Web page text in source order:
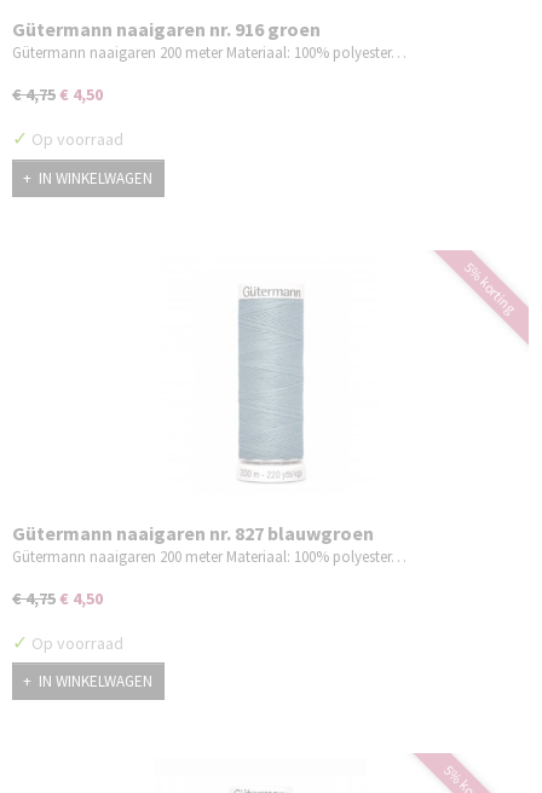
Gütermann naaigaren nr. 916 groen
Gütermann naaigaren 200 meter Materiaal: 100% polyester…
€ 4,75€ 4,50
✓ Op voorraad
IN WINKELWAGEN
5% korting
Gütermann naaigaren nr. 827 blauwgroen
Gütermann naaigaren 200 meter Materiaal: 100% polyester…
€ 4,75€ 4,50
✓ Op voorraad
IN WINKELWAGEN